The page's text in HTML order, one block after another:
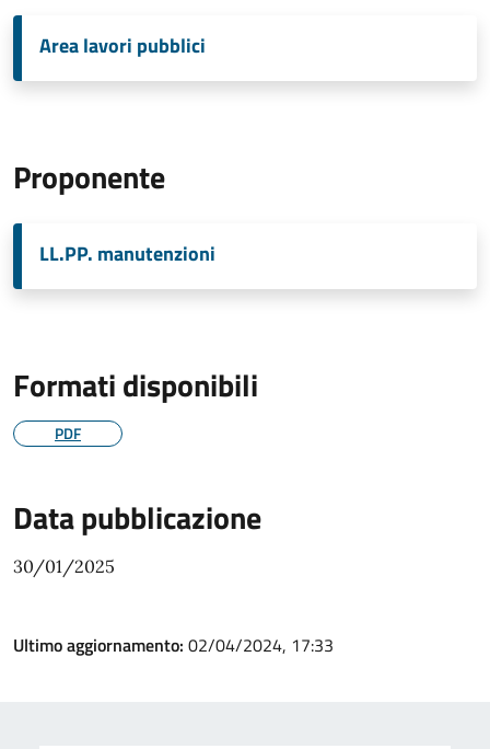
Area lavori pubblici
Proponente
LL.PP. manutenzioni
Formati disponibili
PDF
Data pubblicazione
30/01/2025
Ultimo aggiornamento: 02/04/2024, 17:33